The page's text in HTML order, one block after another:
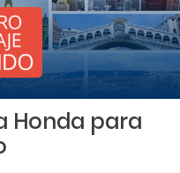
Honda para